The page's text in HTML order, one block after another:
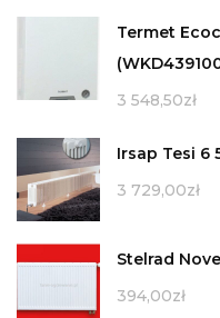
Termet
3 548,50zł
Irsap Tesi 6
3 729,00zł
Stelrad
394,00zł